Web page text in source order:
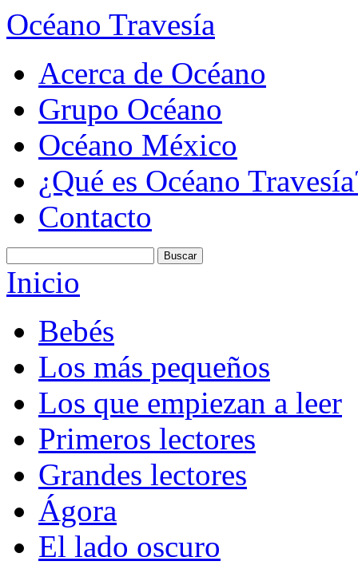
Océano Travesía
Acerca de Océano
Grupo Océano
Océano México
¿Qué es Océano
Contacto
Inicio
Bebés
Los más pequeños
Los que empiezan a leer
Primeros lectores
Grandes lectores
Ágora
El lado oscuro